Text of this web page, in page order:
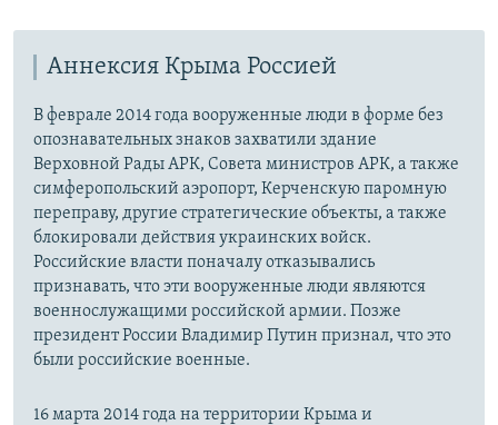
Аннексия Крыма Россией
В феврале 2014 года вооруженные люди в форме без
опознавательных знаков захватили здание
Верховной Рады АРК, Совета министров АРК, а также
симферопольский аэропорт, Керченскую паромную
переправу, другие стратегические объекты, а также
блокировали действия украинских войск.
Российские власти поначалу отказывались
признавать, что эти вооруженные люди являются
военнослужащими российской армии. Позже
президент России Владимир Путин признал, что это
были российские военные.
16 марта 2014 года на территории Крыма и